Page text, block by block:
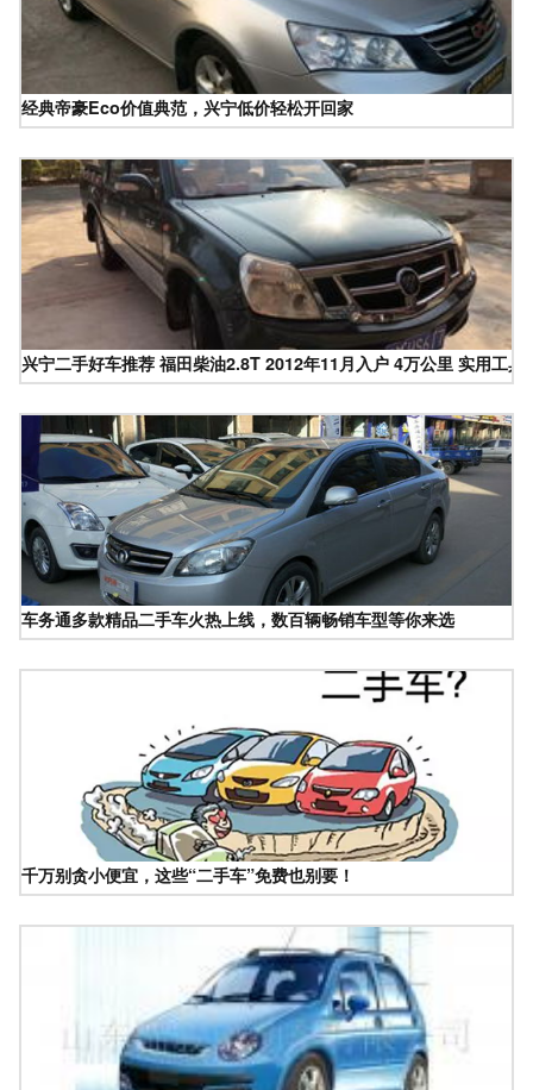
经典帝豪Eco价值典范，兴宁低价轻松开回家
兴宁二手好车推荐 福田柴油2.8T 2012年11月入户 4万公里 实用工具
车务通多款精品二手车火热上线，数百辆畅销车型等你来选
千万别贪小便宜，这些“二手车”免费也别要！